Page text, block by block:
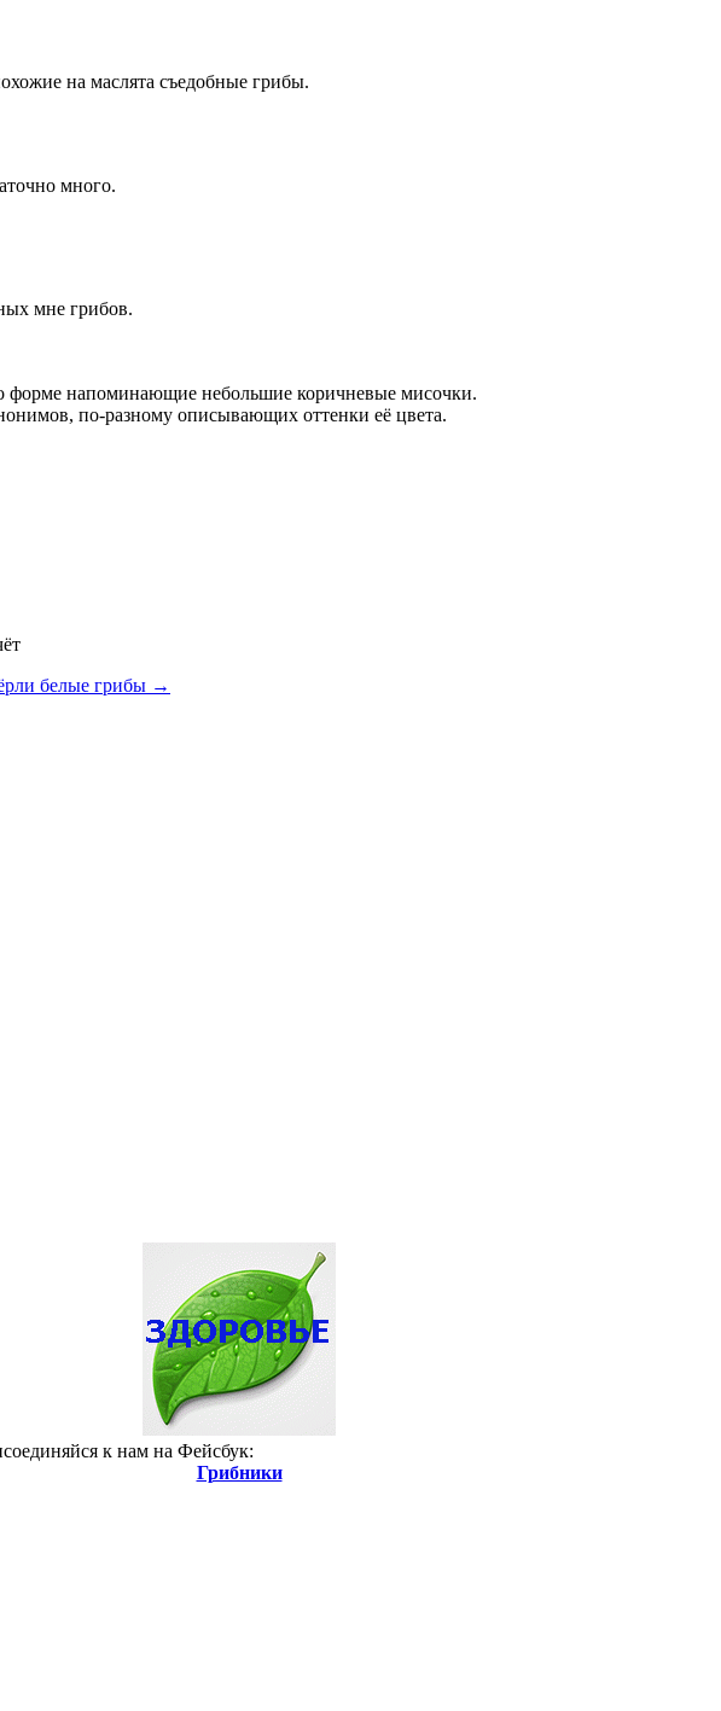
на маслята съедобные грибы.
много.
мне грибов.
форме напоминающие небольшие коричневые мисочки.
по-разному описывающих оттенки её цвета.
белые грибы →
к нам на Фейсбук:
Грибники